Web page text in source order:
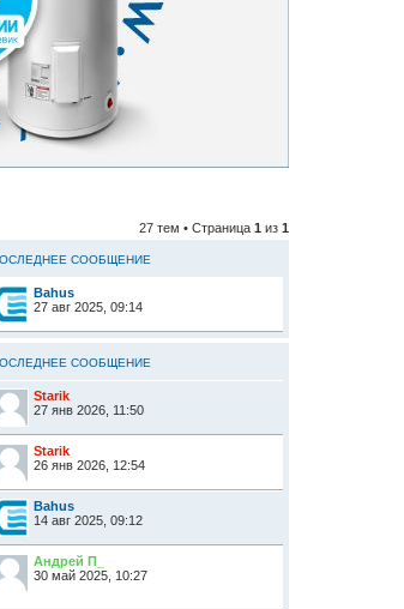
27 тем • Страница 1 из 1
СООБЩЕНИЕ
Bahus
27 авг 2025, 09:14
СООБЩЕНИЕ
Starik
27 янв 2026, 11:50
Starik
26 янв 2026, 12:54
Bahus
14 авг 2025, 09:12
Андрей П_
30 май 2025, 10:27